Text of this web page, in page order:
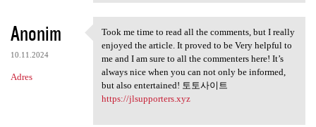
Anonim
10.11.2024
Adres
Took me time to read all the
Took me time to read all the comments, but I really
enjoyed the article. It proved to be Very helpful to
me and I am sure to all the commenters here! It’s
always nice when you can not only be informed,
but also entertained! 토토사이트
https://jlsupporters.xyz